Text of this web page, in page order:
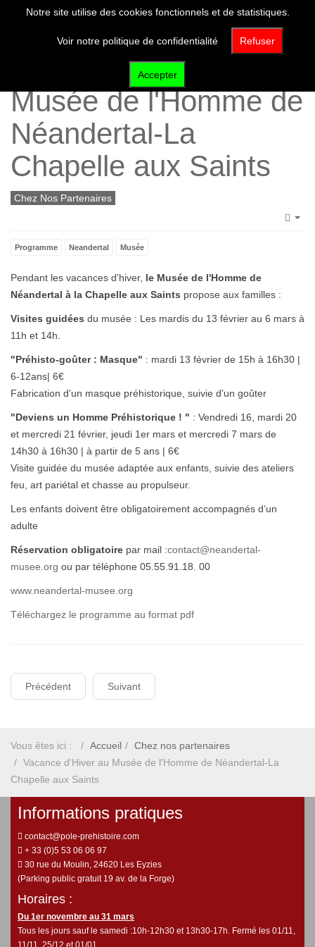
Vacance d'Hiver au
Musée de l'Homme de
Néandertal-La
Chapelle aux Saints
Chez Nos Partenaires
Programme Neandertal Musée
Pendant les vacances d'hiver, le Musée de l'Homme de
Néandertal à la Chapelle aux Saints propose aux familles :
Visites guidées du musée : Les mardis du 13 février au 6 mars à
11h et 14h.
"Préhisto-goûter : Masque" : mardi 13 février de 15h à 16h30 |
6-12ans| 6€
Fabrication d'un masque préhistorique, suivie d'un goûter
"Deviens un Homme Préhistorique ! " : Vendredi 16, mardi 20
et mercredi 21 février, jeudi 1er mars et mercredi 7 mars de
14h30 à 16h30 | à partir de 5 ans | 6€
Visite guidée du musée adaptée aux enfants, suivie des ateliers
feu, art pariétal et chasse au propulseur.
Les enfants doivent être obligatoirement accompagnés d’un
adulte
Réservation obligatoire par mail :contact@neandertal-
musee.org ou par téléphone 05.55.91.18. 00
www.neandertal-musee.org
Téléchargez le programme au format pdf
Précédent Suivant
Vous êtes ici : Accueil
Chez nos partenaires
Vacance d'Hiver au Musée de l'Homme de Néandertal-La
Chapelle aux Saints
Informations pratiques
contact@pole-prehistoire.com
+ 33 (0)5 53 06 06 97
30 rue du Moulin, 24620 Les Eyzies
(Parking public gratuit 19 av. de la Forge)
Horaires :
Du 1er novembre au 31 mars
Tous les jours sauf le samedi :10h-12h30 et 13h30-17h. Fermé les 01/11,
11/11, 25/12 et 01/01.
Notre site utilise des cookies fonctionnels et de statistiques.
Voir notre politique de confidentialité Refuser
Accepter